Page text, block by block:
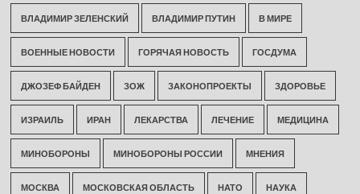
ВЛАДИМИР ЗЕЛЕНСКИЙ ВЛАДИМИР ПУТИН В МИРЕ
ВОЕННЫЕ НОВОСТИ ГОРЯЧАЯ НОВОСТЬ ГОСДУМА
ДЖОЗЕФ БАЙДЕН ЗОЖ ЗАКОНОПРОЕКТЫ ЗДОРОВЬЕ
ИЗРАИЛЬ ИРАН ЛЕКАРСТВА ЛЕЧЕНИЕ МЕДИЦИНА
МИНОБОРОНЫ МИНОБОРОНЫ РОССИИ МНЕНИЯ
МОСКВА МОСКОВСКАЯ ОБЛАСТЬ НАТО НАУКА